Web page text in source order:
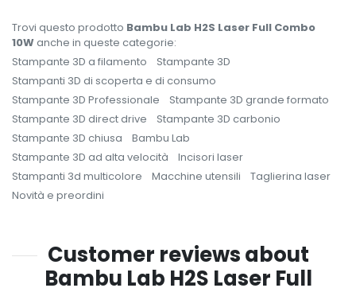
Trovi questo prodotto Bambu Lab H2S Laser Full Combo
10Wanche in queste categorie:
Stampante 3D a filamento
Stampante 3D
Stampanti 3D di scoperta e di consumo
Stampante 3D Professionale
Stampante 3D grande formato
Stampante 3D direct drive
Stampante 3D carbonio
Stampante 3D chiusa
Bambu Lab
Stampante 3D ad alta velocità
Incisori laser
Stampanti 3d multicolore
Macchine utensili
Taglierina laser
Novità e preordini
Customer reviews about
Bambu Lab H2S Laser Full